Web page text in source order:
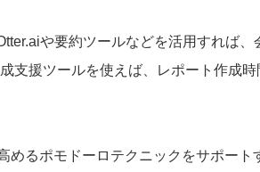
や要約ツールなどを活用すれば、
支援ツールを使えば、レポート作成時
めるポモドーロテクニックをサポート